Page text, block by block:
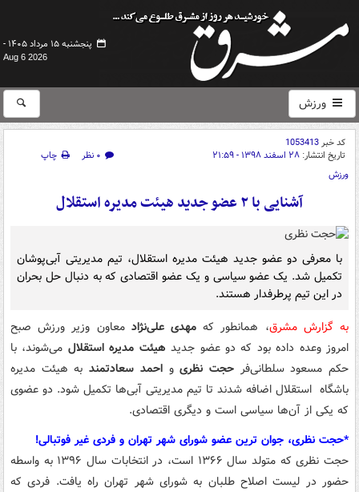
پنجشنبه ۱۵ مرداد ۱۴۰۵ -
Aug 6 2026
ورزش
کد خبر1053413
تاریخ انتشار: ۲۸ اسفند ۱۳۹۸ - ۲۱:۵۹ ۰ نظر
چاپ
ورزش
آشنایی با ۲ عضو جدید هیئت مدیره استقلال
با معرفی دو عضو جدید هیئت مدیره استقلال، تیم مدیریتی آبی‌پوشان
تکمیل شد. یک عضو سیاسی و یک عضو اقتصادی که به دنبال حل بحران
در این تیم پرطرفدار هستند.
به گزارش مشرق، همانطور که مهدی علی‌نژاد معاون وزیر ورزش صبح
امروز وعده داده بود که دو عضو جدید هیئت مدیره استقلال می‌شوند، با
حکم مسعود سلطانی‌فرحجت نظریواحمد سعادتمند به هیئت مدیره
باشگاه استقلال اضافه شدند تا تیم مدیریتی آبی‌ها تکمیل شود. دو عضوی
که یکی از آن‌ها سیاسی است و دیگری اقتصادی.
*حجت نظری، جوان ترین عضو شورای شهر تهران و فردی غیر فوتبالی!
حجت نظری که متولد سال ۱۳۶۶ است، در انتخابات سال ۱۳۹۶ به واسطه
حضور در لیست اصلاح طلبان به شورای شهر تهران راه یافت. فردی که